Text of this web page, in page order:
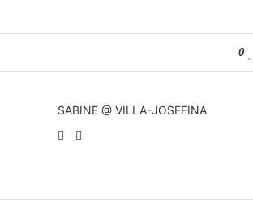
0
SABINE @ VILLA-JOSEFINA